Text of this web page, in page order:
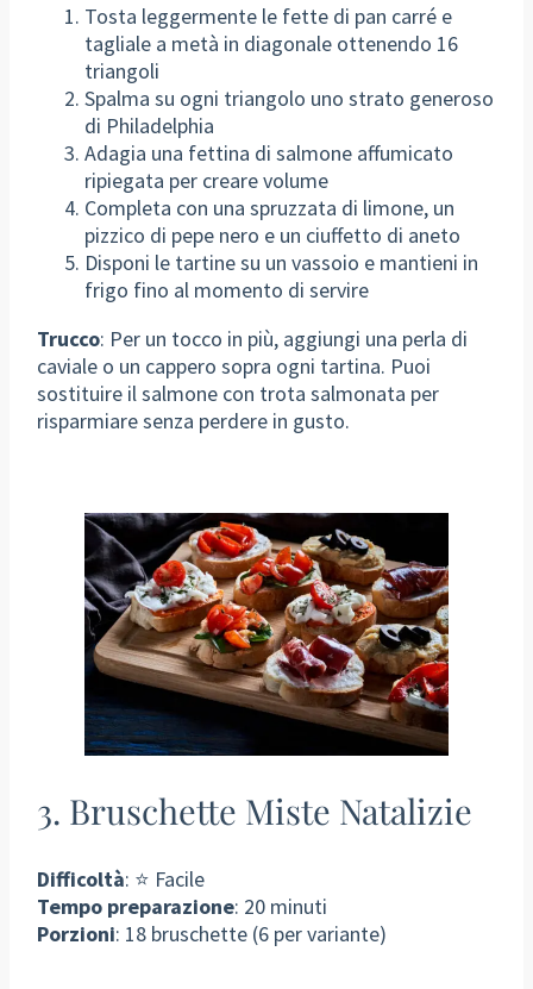
Tosta leggermente le fette di pan carré e
tagliale a metà in diagonale ottenendo 16
triangoli
Spalma su ogni triangolo uno strato generoso
di Philadelphia
Adagia una fettina di salmone affumicato
ripiegata per creare volume
Completa con una spruzzata di limone, un
pizzico di pepe nero e un ciuffetto di aneto
Disponi le tartine su un vassoio e mantieni in
frigo fino al momento di servire
Trucco: Per un tocco in più, aggiungi una perla di
caviale o un cappero sopra ogni tartina. Puoi
sostituire il salmone con trota salmonata per
risparmiare senza perdere in gusto.
3. Bruschette Miste Natalizie
Difficoltà: ⭐ Facile
Tempo preparazione: 20 minuti
Porzioni: 18 bruschette (6 per variante)